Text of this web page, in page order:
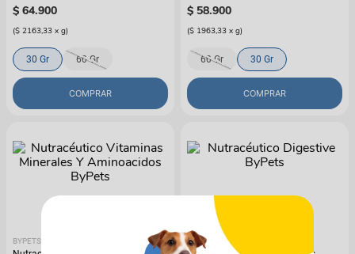
$ 64.900
($ 2163,33 x g)
30 Gr 60 Gr
COMPRAR
$ 58.900
($ 1963,33 x g)
60 Gr 30 Gr
COMPRAR
BYPETS BYPETS